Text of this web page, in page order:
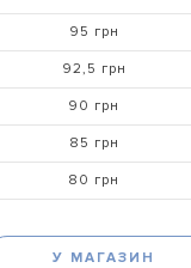
95 грн
92,5 грн
90 грн
85 грн
80 грн
У МАГАЗИН